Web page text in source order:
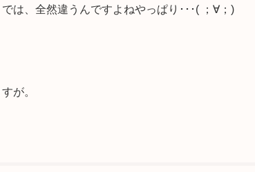
は、全然違うんですよねやっぱり･･･( ；∀；)
が。